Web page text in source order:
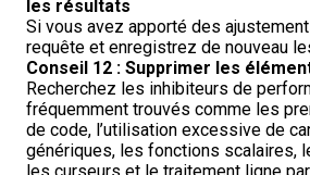
les résultats
Si vous avez apporté des
requête et enregistrez de nouveau
Conseil 12 : Supprimer les
Recherchez les inhibiteurs de
fréquemment trouvés comme les
de code, l’utilisation excessive de
génériques, les fonctions scalaires,